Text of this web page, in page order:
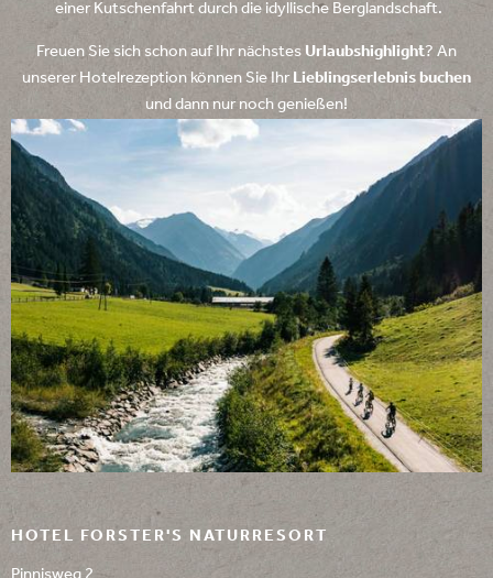
einer Kutschenfahrt durch die idyllische Berglandschaft.
Freuen Sie sich schon auf Ihr nächstes Urlaubshighlight? An
unserer Hotelrezeption können Sie Ihr Lieblingserlebnis buchen
und dann nur noch genießen!
HOTEL FORSTER'S NATURRESORT